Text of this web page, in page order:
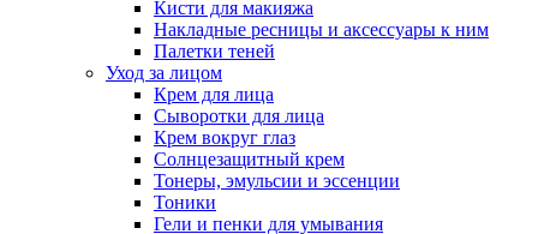
Кисти для макияжа
Накладные ресницы и аксессуары к ним
Палетки теней
Уход за лицом
Крем для лица
Сыворотки для лица
Крем вокруг глаз
Солнцезащитный крем
Тонеры, эмульсии и эссенции
Тоники
Гели и пенки для умывания